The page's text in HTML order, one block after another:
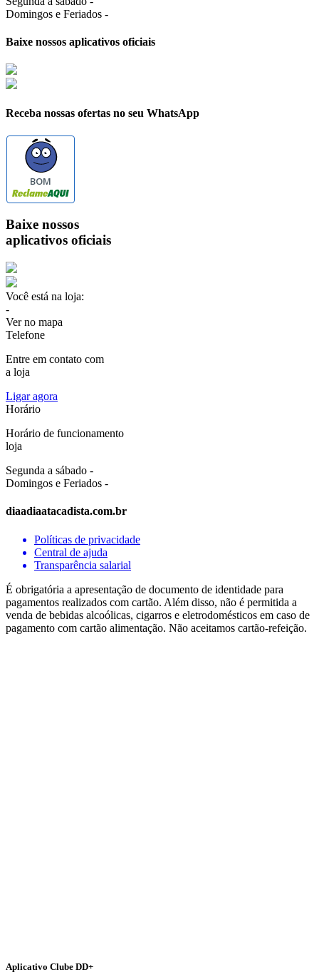
Domingos e Feriados -
Baixe nossos aplicativos oficiais
Receba nossas ofertas no seu WhatsApp
BOM
Baixe nossos
aplicativos oficiais
Você está na loja:
-
Ver no mapa
Telefone
Entre em contato com
a loja
Ligar agora
Horário
Horário de funcionamento
loja
Segunda a sábado -
Domingos e Feriados -
diaadiaatacadista.com.br
Políticas de privacidade
Central de ajuda
Transparência salarial
É obrigatória a apresentação de documento de identidade para
pagamentos realizados com cartão. Além disso, não é permitida a
venda de bebidas alcoólicas, cigarros e eletrodomésticos em caso de
pagamento com cartão alimentação. Não aceitamos cartão-refeição.
Aplicativo Clube DD+